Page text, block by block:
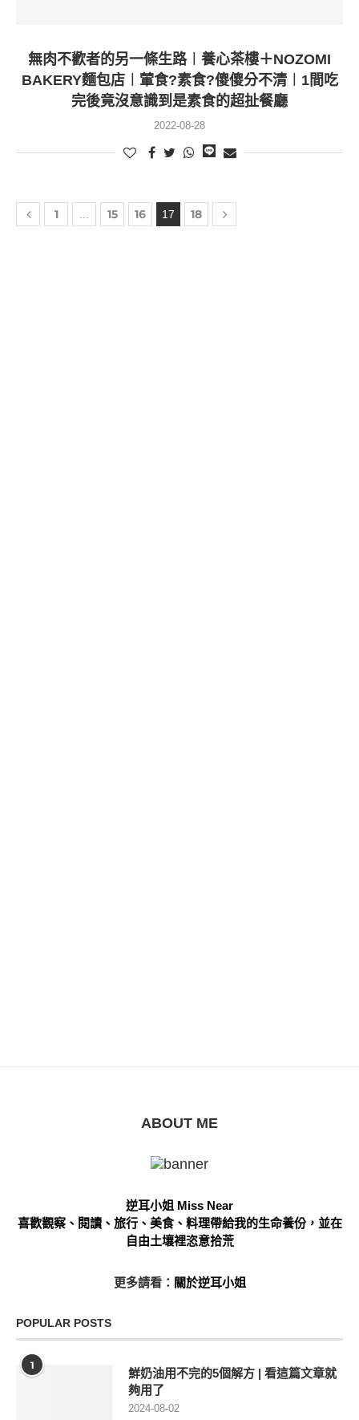
無肉不歡者的另一條生路︱養心茶樓＋NOZOMI
BAKERY麵包店︱葷食?素食?傻傻分不清︱1間吃
完後竟沒意識到是素食的超扯餐廳
2022-08-28
1 15 16 17 18
ABOUT ME
逆耳小姐 Miss Near
喜歡觀察、閱讀、旅行、美食、料理帶給我的生命養份，並在
自由土壤裡恣意拾荒
更多請看： 關於逆耳小姐
POPULAR POSTS
1
鮮奶油用不完的5個解方 | 看這篇文章就
夠用了
2024-08-02